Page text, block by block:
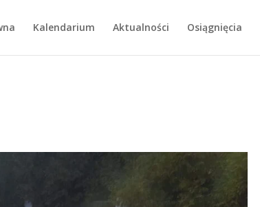
Kalendarium Aktualności Osiągnięcia